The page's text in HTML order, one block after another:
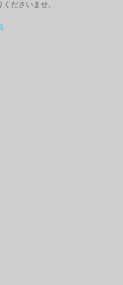
ださいませ。